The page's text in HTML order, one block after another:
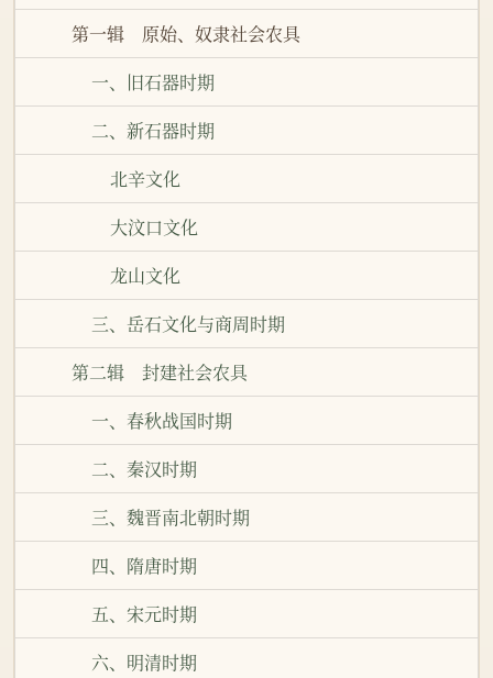
第一辑 原始、奴隶社会农具
一、旧石器时期
二、新石器时期
北辛文化
大汶口文化
龙山文化
三、岳石文化与商周时期
第二辑 封建社会农具
一、春秋战国时期
二、秦汉时期
三、魏晋南北朝时期
四、隋唐时期
五、宋元时期
六、明清时期